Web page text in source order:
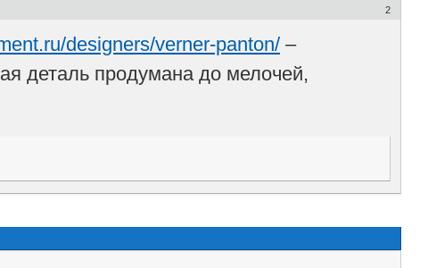
2
designers/verner-panton/ –
деталь продумана до мелочей,